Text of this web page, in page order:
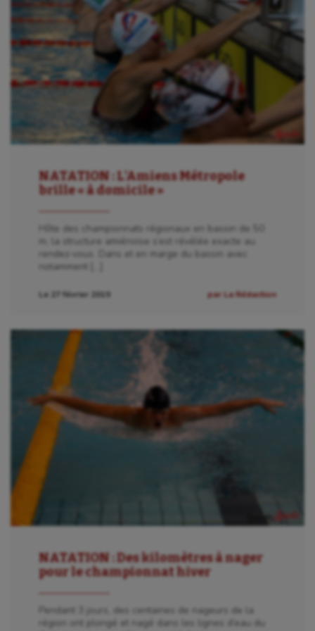
Auto
Aviron
Balle à la main
Ballon au poing
NATATION : L’Amiens Métropole
brille « à domicile »
Hôte des championnats régionaux en bassin de 50
m, la structure amiénoise s’est révélée exacte au
rendez-vous. Dans et en marge du bassin avec
notamment […]
Le 27 février 2019 par La Rédaction
NATATION : Des kilomètres à nager
pour le championnat hiver
Pendant 3 jours, des centaines de nageurs de la
région ont plongé et nagé dans les lignes d’eau du